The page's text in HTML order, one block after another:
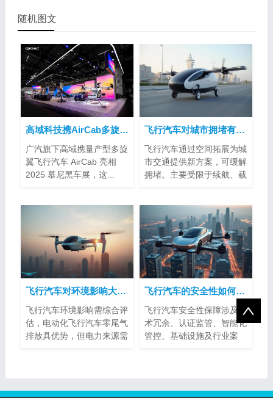
随机图文
高域科技携AirCab多旋翼飞行汽车亮相2025慕尼黑车展
广汽旗下高域携量产型多旋
翼飞行汽车 AirCab 亮相
2025 慕尼黑车展，这...
飞行汽车对城市拥堵有帮助吗？
飞行汽车通过空间拓展为城
市交通提供新方案，可缓解
拥堵。主要受限于续航、载
飞行汽车对环境影响大吗？
飞行汽车环境影响需综合评
估，电动化飞行汽车零尾气
排放具优势，但电力来源需
飞行汽车的安全性如何得到保障？
飞行汽车安全性保障涉及技
术冗余、认证监管、智能化
管控、基础设施及行业案